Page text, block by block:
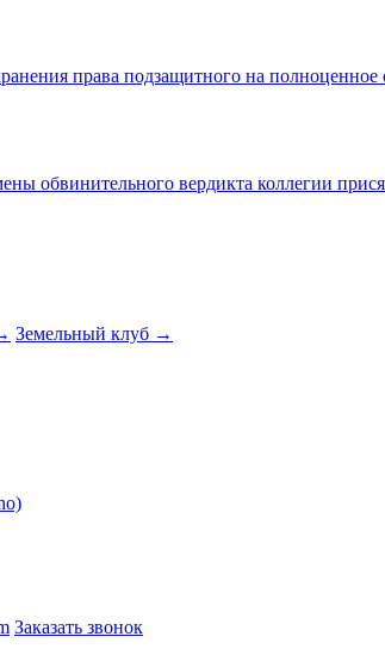
права подзащитного на
обвинительного вердикта коллегии
Земельный клуб →
Заказать звонок